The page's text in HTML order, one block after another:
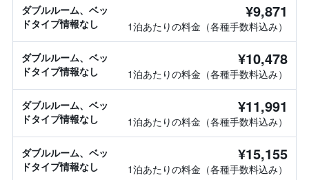
ダブルルーム、ベッ
ドタイプ情報なし
¥9,871
1泊あたりの料金（各種手数料込み）
ダブルルーム、ベッ
ドタイプ情報なし
¥10,478
1泊あたりの料金（各種手数料込み）
ダブルルーム、ベッ
ドタイプ情報なし
¥11,991
1泊あたりの料金（各種手数料込み）
ダブルルーム、ベッ
ドタイプ情報なし
¥15,155
1泊あたりの料金（各種手数料込み）